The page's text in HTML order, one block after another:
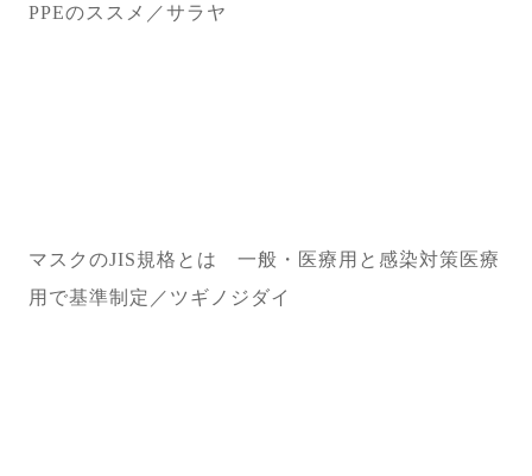
PPEのススメ／サラヤ
マスクのJIS規格とは 一般・医療用と感染対策医療
用で基準制定／ツギノジダイ